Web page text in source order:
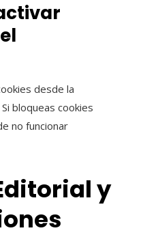
desde la
bloqueas cookies
no funcionar
y